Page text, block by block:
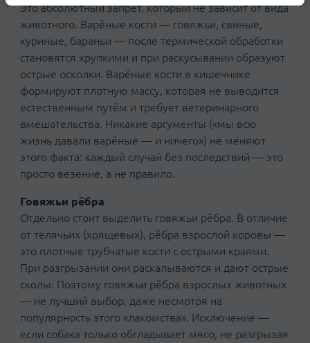
Это абсолютный запрет, который не зависит от вида
животного. Варёные кости — говяжьи, свиные,
куриные, бараньи — после термической обработки
становятся хрупкими и при раскусывании образуют
острые осколки. Варёные кости в кишечнике
формируют плотную массу, которая не выводится
естественным путём и требует ветеринарного
вмешательства. Никакие аргументы («мы всю
жизнь давали варёные — и ничего») не меняют
этого факта: каждый случай без последствий — это
просто везение, а не правило.
Говяжьи рёбра
Отдельно стоит выделить говяжьи рёбра. В отличие
от телячьих (хрящевых), рёбра взрослой коровы —
это плотные трубчатые кости с острыми краями.
При разгрызании они раскалываются и дают острые
сколы. Поэтому говяжьи рёбра взрослых животных
— не лучший выбор, даже несмотря на
популярность этого «лакомства». Исключение —
если собака только обгладывает мясо, не разгрызая